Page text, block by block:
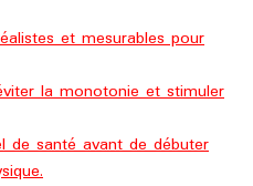
et mesurables pour
la monotonie et stimuler
de santé avant de débuter